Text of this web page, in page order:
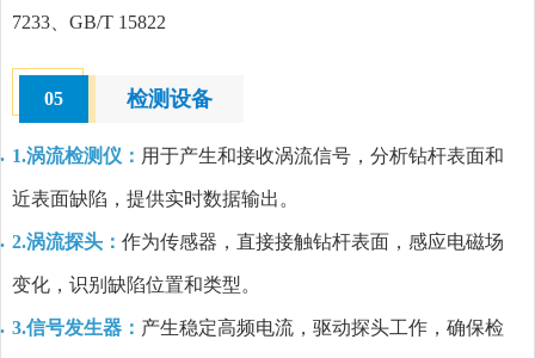
7233、GB/T 15822
05 检测设备
1.涡流检测仪： 用于产生和接收涡流信号，分析钻杆表面和
近表面缺陷，提供实时数据输出。
2.涡流探头： 作为传感器，直接接触钻杆表面，感应电磁场
变化，识别缺陷位置和类型。
3.信号发生器： 产生稳定高频电流，驱动探头工作，确保检